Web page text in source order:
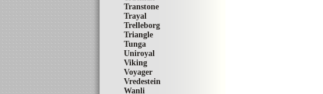
Transtone
Trayal
Trelleborg
Triangle
Tunga
Uniroyal
Viking
Voyager
Vredestein
Wanli